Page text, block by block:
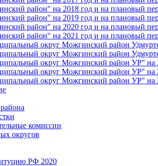
район" на 2018 год и на плановый
район" на 2019 год и на плановый
район" на 2020 год и на плановый
район" на 2021 год и на плановый
округ Можгинский район
округ Можгинский район
округ Можгинский район УР" на
округ Можгинский район УР" на
округ Можгинский район УР" на
комиссии
округов
РФ 2020